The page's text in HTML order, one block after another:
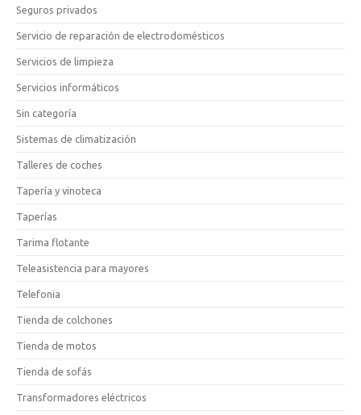
Seguros privados
Servicio de reparación de electrodomésticos
Servicios de limpieza
Servicios informáticos
Sin categoría
Sistemas de climatización
Talleres de coches
Tapería y vinoteca
Taperías
Tarima flotante
Teleasistencia para mayores
Telefonia
Tienda de colchones
Tienda de motos
Tienda de sofás
Transformadores eléctricos